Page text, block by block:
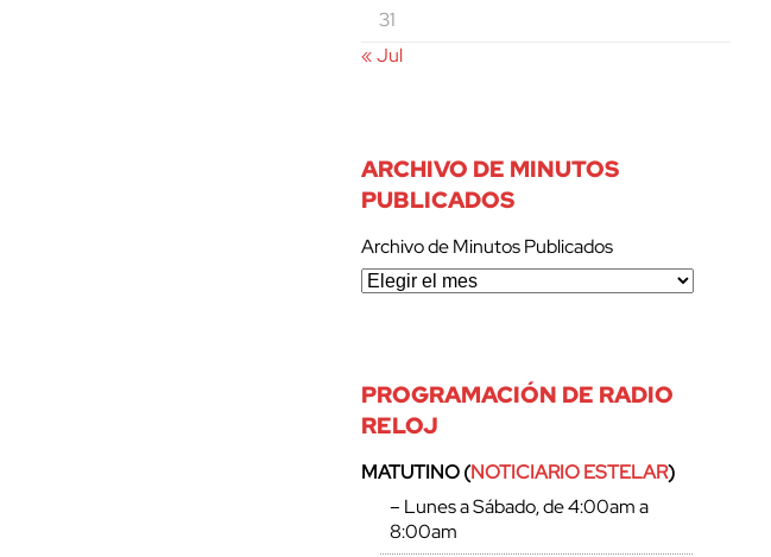
31
« Jul
ARCHIVO DE MINUTOS
PUBLICADOS
Archivo de Minutos Publicados
PROGRAMACIÓN DE RADIO
RELOJ
MATUTINO (NOTICIARIO ESTELAR)
– Lunes a Sábado, de 4:00am a
8:00am